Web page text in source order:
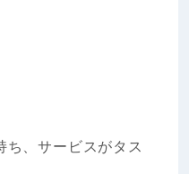
ち、サービスがタス